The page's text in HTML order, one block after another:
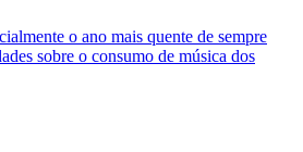
o ano mais quente de sempre
sobre o consumo de música dos